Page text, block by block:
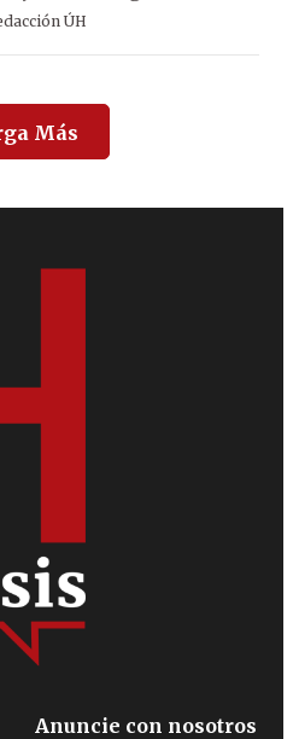
ÚH
Más
Anuncie con nosotros